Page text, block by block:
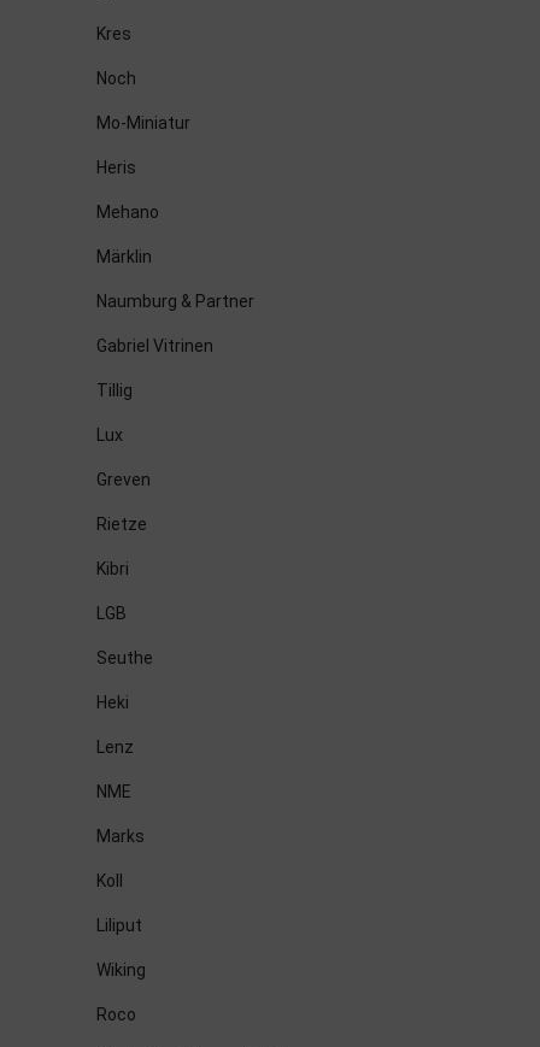
Kres
Noch
Mo-Miniatur
Heris
Mehano
Märklin
Naumburg & Partner
Gabriel Vitrinen
Tillig
Lux
Greven
Rietze
Kibri
LGB
Seuthe
Heki
Lenz
NME
Marks
Koll
Liliput
Wiking
Roco